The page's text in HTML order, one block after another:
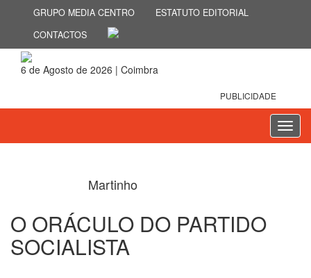
GRUPO MEDIA CENTRO
ESTATUTO EDITORIAL
CONTACTOS
6 de Agosto de 2026 | Coimbra
PUBLICIDADE
Martinho
O ORÁCULO DO PARTIDO
SOCIALISTA